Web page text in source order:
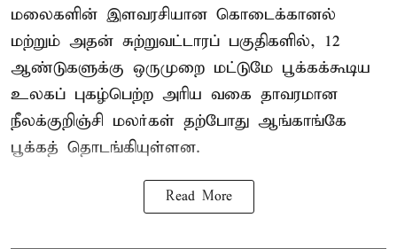
மலைகளின் இளவரசியான கொடைக்கானல்
மற்றும் அதன் சுற்றுவட்டாரப் பகுதிகளில், 12
ஆண்டுகளுக்கு ஒருமுறை மட்டுமே பூக்கக்கூடிய
உலகப் புகழ்பெற்ற அரிய வகை தாவரமான
நீலக்குறிஞ்சி மலர்கள் தற்போது ஆங்காங்கே
பூக்கத் தொடங்கியுள்ளன.
Read More